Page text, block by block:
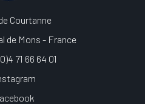
Courtanne
de Mons - France
71 66 64 01